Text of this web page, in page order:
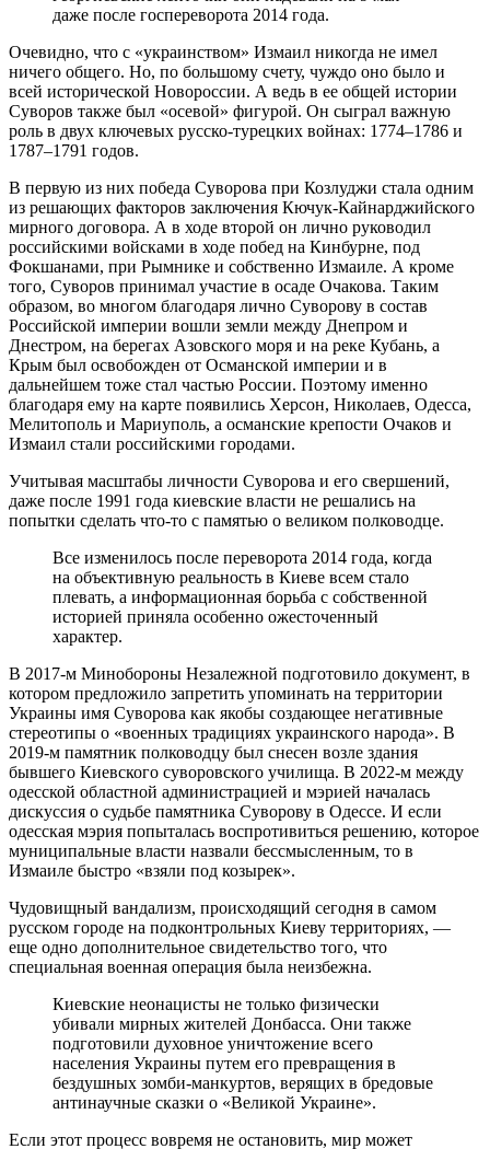
даже после госпереворота 2014 года.
Очевидно, что с «украинством» Измаил никогда не имел
ничего общего. Но, по большому счету, чуждо оно было и
всей исторической Новороссии. А ведь в ее общей истории
Суворов также был «осевой» фигурой. Он сыграл важную
роль в двух ключевых русско-турецких войнах: 1774–1786 и
1787–1791 годов.
В первую из них победа Суворова при Козлуджи стала одним
из решающих факторов заключения Кючук-Кайнарджийского
мирного договора. А в ходе второй он лично руководил
российскими войсками в ходе побед на Кинбурне, под
Фокшанами, при Рымнике и собственно Измаиле. А кроме
того, Суворов принимал участие в осаде Очакова. Таким
образом, во многом благодаря лично Суворову в состав
Российской империи вошли земли между Днепром и
Днестром, на берегах Азовского моря и на реке Кубань, а
Крым был освобожден от Османской империи и в
дальнейшем тоже стал частью России. Поэтому именно
благодаря ему на карте появились Херсон, Николаев, Одесса,
Мелитополь и Мариуполь, а османские крепости Очаков и
Измаил стали российскими городами.
Учитывая масштабы личности Суворова и его свершений,
даже после 1991 года киевские власти не решались на
попытки сделать что-то с памятью о великом полководце.
Все изменилось после переворота 2014 года, когда
на объективную реальность в Киеве всем стало
плевать, а информационная борьба с собственной
историей приняла особенно ожесточенный
характер.
В 2017-м Минобороны Незалежной подготовило документ, в
котором предложило запретить упоминать на территории
Украины имя Суворова как якобы создающее негативные
стереотипы о «военных традициях украинского народа». В
2019-м памятник полководцу был снесен возле здания
бывшего Киевского суворовского училища. В 2022-м между
одесской областной администрацией и мэрией началась
дискуссия о судьбе памятника Суворову в Одессе. И если
одесская мэрия попыталась воспротивиться решению, которое
муниципальные власти назвали бессмысленным, то в
Измаиле быстро «взяли под козырек».
Чудовищный вандализм, происходящий сегодня в самом
русском городе на подконтрольных Киеву территориях, —
еще одно дополнительное свидетельство того, что
специальная военная операция была неизбежна.
Киевские неонацисты не только физически
убивали мирных жителей Донбасса. Они также
подготовили духовное уничтожение всего
населения Украины путем его превращения в
бездушных зомби-манкуртов, верящих в бредовые
антинаучные сказки о «Великой Украине».
Если этот процесс вовремя не остановить, мир может